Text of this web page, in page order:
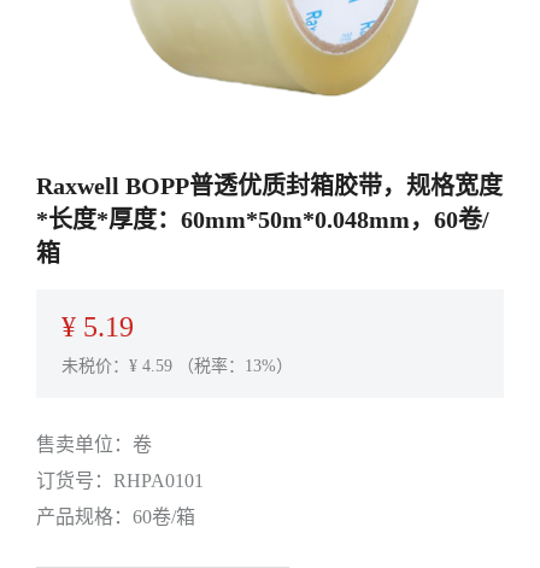
Raxwell BOPP普透优质封箱胶带，规格宽度
*长度*厚度：60mm*50m*0.048mm，60卷/
箱
¥ 5.19
未税价：¥ 4.59 （税率：13%）
售卖单位： 卷
订货号： RHPA0101
产品规格： 60卷/箱